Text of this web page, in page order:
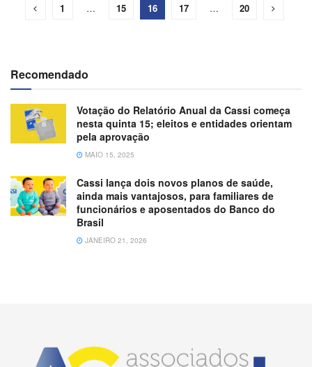
1 … 15 16 17 … 20
Recomendado
Votação do Relatório Anual da Cassi começa
nesta quinta 15; eleitos e entidades orientam
pela aprovação
MAIO 15, 2025
Cassi lança dois novos planos de saúde,
ainda mais vantajosos, para familiares de
funcionários e aposentados do Banco do
Brasil
JANEIRO 21, 2026